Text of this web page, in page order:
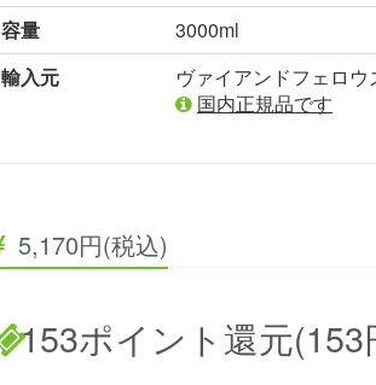
容量
3000ml
輸入元
ヴァイアンドフェロウ
国内正規品です
5,170円(税込)
153ポイント還元(153